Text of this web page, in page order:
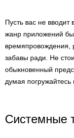
Пусть вас не
жанр приложений
времяпровождения,
забавы ради. Не
обыкновенный
думая
Системные